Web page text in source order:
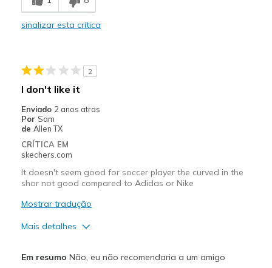
Comfortable
Width
Sizing
View On Shoes
sinalizar esta crítica
2
I don't like it
Enviado 2 anos atras
Por Sam
de Allen TX
CRÍTICA EM
skechers.com
It doesn't seem good for soccer player the curved in the
shor not good compared to Adidas or Nike
Mostrar tradução
Mais detalhes
Em resumo Não, eu não recomendaria a um amigo